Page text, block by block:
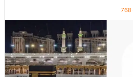
768